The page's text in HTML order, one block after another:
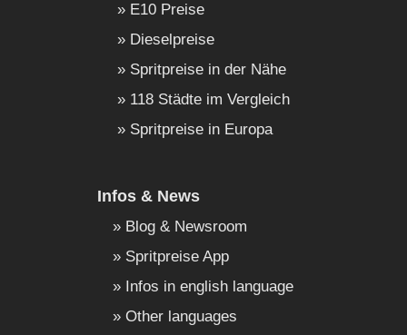
E10 Preise
Dieselpreise
Spritpreise in der Nähe
118 Städte im Vergleich
Spritpreise in Europa
Infos & News
Blog & Newsroom
Spritpreise App
Infos in english language
Other languages